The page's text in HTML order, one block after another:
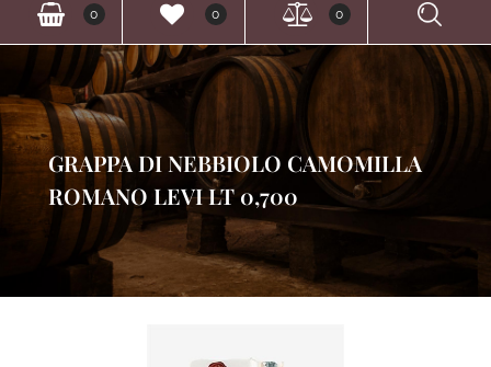
0 0 0
GRAPPA DI NEBBIOLO CAMOMILLA
ROMANO LEVI LT 0,700